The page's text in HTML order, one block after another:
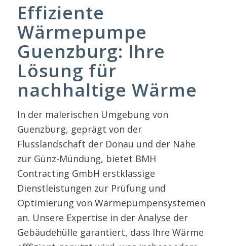
Effiziente
Wärmepumpe
Guenzburg: Ihre
Lösung für
nachhaltige Wärme
In der malerischen Umgebung von
Guenzburg, geprägt von der
Flusslandschaft der Donau und der Nähe
zur Günz-Mündung, bietet BMH
Contracting GmbH erstklassige
Dienstleistungen zur Prüfung und
Optimierung von Wärmepumpensystemen
an. Unsere Expertise in der Analyse der
Gebäudehülle garantiert, dass Ihre Wärme